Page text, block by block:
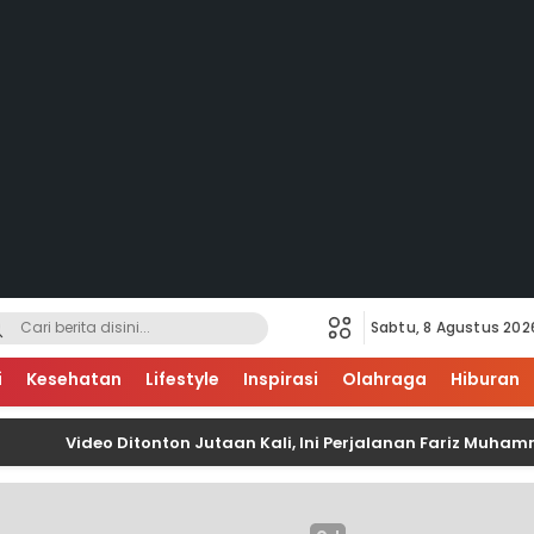
Sabtu, 8 Agustus
Kesehatan Lifestyle Inspirasi Olahraga Hiburan
Video Ditonton Jutaan Kali, Ini Perjalanan Fariz Muhammad